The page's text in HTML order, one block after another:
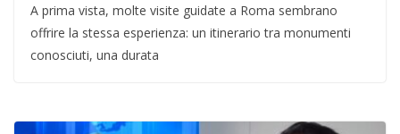
A prima vista, molte visite guidate a Roma sembrano
offrire la stessa esperienza: un itinerario tra monumenti
conosciuti, una durata